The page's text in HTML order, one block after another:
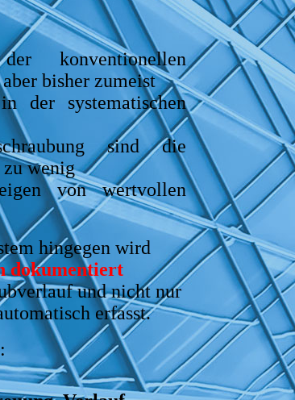
konventionellen
bisher zumeist
der systematischen
sind die
zu wenig
von wertvollen
hingegen wird
dokumentiert
und nicht nur
erfasst.